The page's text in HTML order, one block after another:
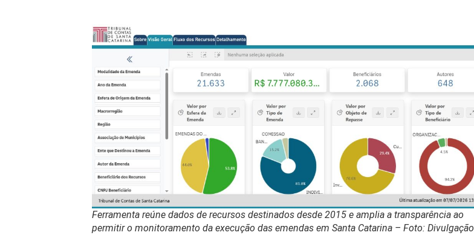
Ferramenta reúne dados de recursos destinados desde 2015 e amplia a transparência ao
permitir o monitoramento da execução das emendas em Santa Catarina – Foto: Divulgação